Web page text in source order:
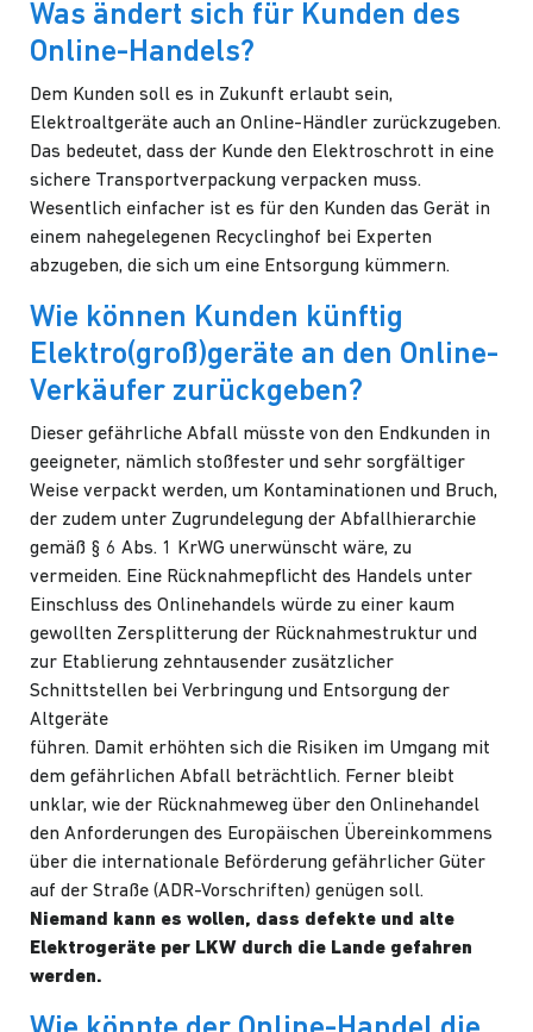
Was ändert sich für Kunden des
Online-Handels?
Dem Kunden soll es in Zukunft erlaubt sein,
Elektroaltgeräte auch an Online-Händler zurückzugeben.
Das bedeutet, dass der Kunde den Elektroschrott in eine
sichere Transportverpackung verpacken muss.
Wesentlich einfacher ist es für den Kunden das Gerät in
einem nahegelegenen Recyclinghof bei Experten
abzugeben, die sich um eine Entsorgung kümmern.
Wie können Kunden künftig
Elektro(groß)geräte an den Online-
Verkäufer zurückgeben?
Dieser gefährliche Abfall müsste von den Endkunden in
geeigneter, nämlich stoßfester und sehr sorgfältiger
Weise verpackt werden, um Kontaminationen und Bruch,
der zudem unter Zugrundelegung der Abfallhierarchie
gemäß § 6 Abs. 1 KrWG unerwünscht wäre, zu
vermeiden. Eine Rücknahmepflicht des Handels unter
Einschluss des Onlinehandels würde zu einer kaum
gewollten Zersplitterung der Rücknahmestruktur und
zur Etablierung zehntausender zusätzlicher
Schnittstellen bei Verbringung und Entsorgung der
Altgeräte
führen. Damit erhöhten sich die Risiken im Umgang mit
dem gefährlichen Abfall beträchtlich. Ferner bleibt
unklar, wie der Rücknahmeweg über den Onlinehandel
den Anforderungen des Europäischen Übereinkommens
über die internationale Beförderung gefährlicher Güter
auf der Straße (ADR-Vorschriften) genügen soll.
Niemand kann es wollen, dass defekte und alte
Elektrogeräte per LKW durch die Lande gefahren
werden.